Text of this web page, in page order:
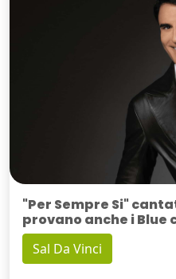
"Per Sempre Si"
provano anche i Blue
Sal Da Vinci